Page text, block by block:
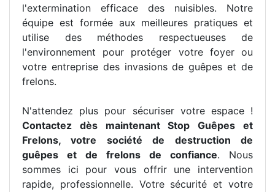
l'extermination efficace des nuisibles. Notre
équipe est formée aux meilleures pratiques et
utilise des méthodes respectueuses de
l'environnement pour protéger votre foyer ou
votre entreprise des invasions de guêpes et de
frelons.
N'attendez plus pour sécuriser votre espace !
Contactez dès maintenant Stop Guêpes et
Frelons, votre société de destruction de
guêpes et de frelons de confiance. Nous
sommes ici pour vous offrir une intervention
rapide, professionnelle. Votre sécurité et votre